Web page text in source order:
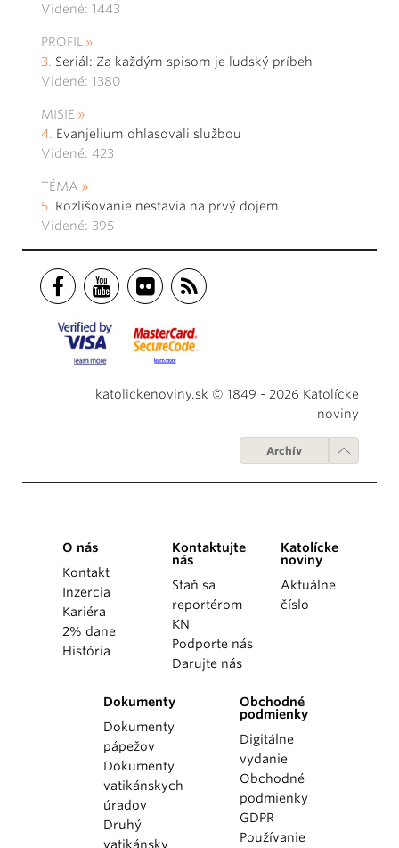
Videné: 1443
PROFIL
Seriál: Za každým spisom je ľudský príbeh
Videné: 1380
MISIE
Evanjelium ohlasovali službou
Videné: 423
TÉMA
Rozlišovanie nestavia na prvý dojem
Videné: 395
katolickenoviny.sk © 1849 - 2026 Katolícke
noviny
Archív
O nás
Kontakt
Inzercia
Kariéra
2% dane
História
Kontaktujte
nás
Staň sa
reportérom
KN
Podporte nás
Darujte nás
Katolícke
noviny
Aktuálne
číslo
Dokumenty
Dokumenty
pápežov
Dokumenty
vatikánskych
úradov
Druhý
vatikánsky
Obchodné
podmienky
Digitálne
vydanie
Obchodné
podmienky
GDPR
Používanie